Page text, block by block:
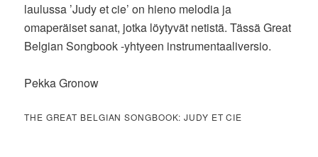
laulussa ’Judy et cie’ on hieno melodia ja
omaperäiset sanat, jotka löytyvät netistä. Tässä Great
Belgian Songbook -yhtyeen instrumentaaliversio.
Pekka Gronow
THE GREAT BELGIAN SONGBOOK: JUDY ET CIE